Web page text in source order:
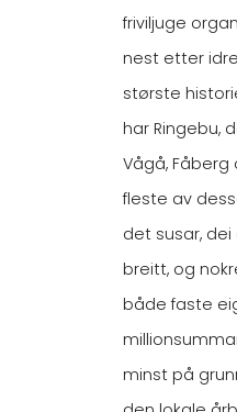
friviljuge
nest etter
største
har Ringebu,
Vågå, Fåberg
fleste av
det susar, dei
breitt, og
både faste
minst på